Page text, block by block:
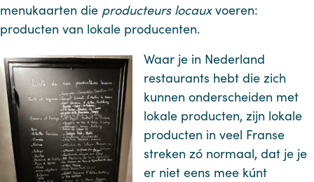
menukaarten die producteurs locauxvoeren:
producten van lokale producenten.
Waar je in Nederland
restaurants hebt die zich
kunnen onderscheiden met
lokale producten, zijn lokale
producten in veel Franse
streken zó normaal, dat je je
er niet eens mee kúnt